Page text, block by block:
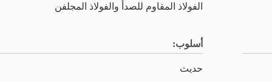
الفولاذ المقاوم للصدأ والفولاذ المجلفن
أسلوب:
حديث